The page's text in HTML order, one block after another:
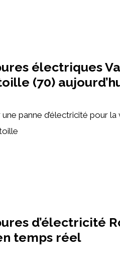
électriques
(70)
une panne d’électricité pour la
d’électricité
temps réel